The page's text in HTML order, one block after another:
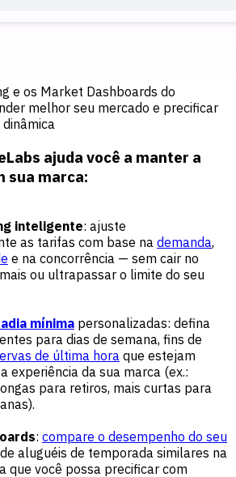
e os Market Dashboards do
melhor seu mercado e precificar
ajuda você a manter a
sua marca:
inteligente: ajuste
as tarifas com base na demanda,
e na concorrência — sem cair no
ou ultrapassar o limite do seu
mínima personalizadas: defina
para dias de semana, fins de
de última hora que estejam
experiência da sua marca (ex.:
para retiros, mais curtas para
: compare o desempenho do seu
aluguéis de temporada similares na
que você possa precificar com